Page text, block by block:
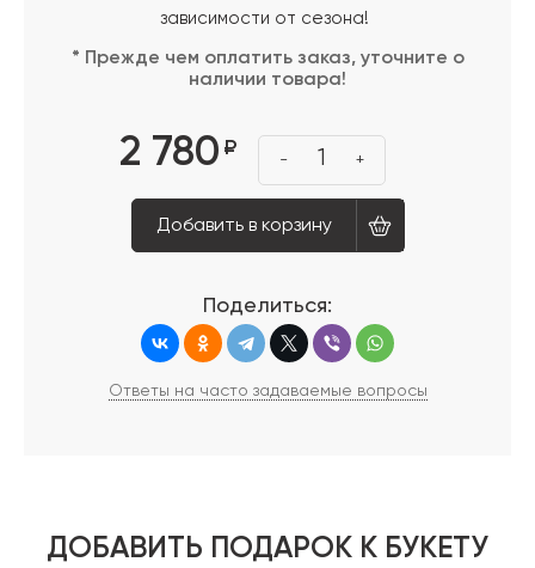
зависимости от сезона!
* Прежде чем оплатить заказ, уточните о
наличии товара!
2 780 ₽
- 1 +
Добавить в корзину
Поделиться:
Ответы на часто задаваемые вопросы
ДОБАВИТЬ ПОДАРОК К БУКЕТУ